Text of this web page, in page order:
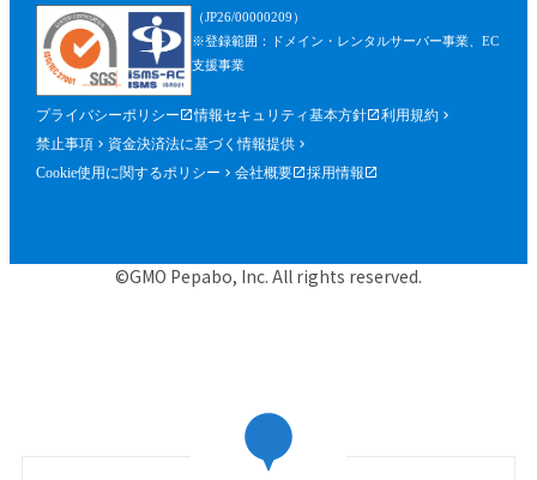
（JP26/00000209）
※登録範囲：ドメイン・レンタルサーバー事業、EC
支援事業
プライバシーポリシー 情報セキュリティ基本方針
利用規約
禁止事項
資金決済法に基づく情報提供
Cookie使用に関するポリシー
会社概要 採用情報
©GMO Pepabo, Inc. All rights reserved.